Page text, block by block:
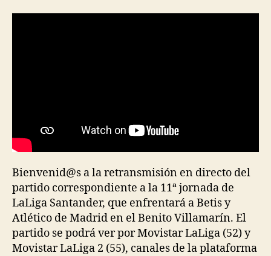
Bienvenid@s a la retransmisión en directo del
partido correspondiente a la 11ª jornada de
LaLiga Santander, que enfrentará a Betis y
Atlético de Madrid en el Benito Villamarín. El
partido se podrá ver por Movistar LaLiga (52) y
Movistar LaLiga 2 (55), canales de la plataforma